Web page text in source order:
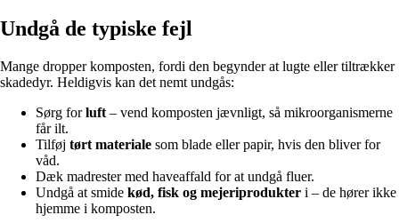
Undgå de typiske fejl
Mange dropper komposten, fordi den begynder at lugte eller tiltrækker
skadedyr. Heldigvis kan det nemt undgås:
Sørg forluft – vend komposten jævnligt, så mikroorganismerne
får ilt.
Tilføj tørt materiale som blade eller papir, hvis den bliver for
våd.
Dæk madrester med haveaffald for at undgå fluer.
Undgå at smide kød, fisk og mejeriprodukter i – de hører ikke
hjemme i komposten.